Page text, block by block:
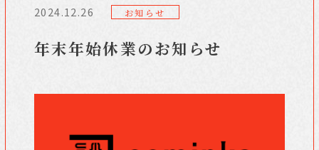
2024.12.26 お知らせ
年末年始休業のお知らせ